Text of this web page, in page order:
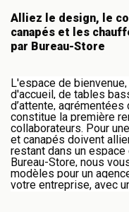
Alliez le design, le
canapés et les
par Bureau-Store
L'espace de
d'accueil, de tables
d’attente,
constitue la première
collaborateurs. Pour
et canapés doivent
restant dans un
Bureau-Store, nous
modèles pour un
votre entreprise, avec